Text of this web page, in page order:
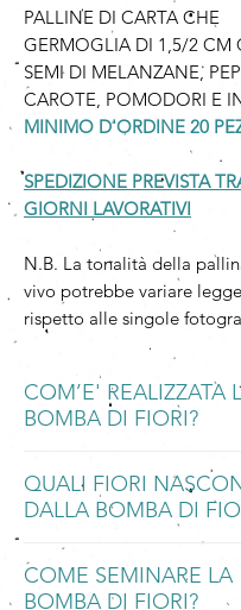
PALLINE DI CARTA CHE
GERMOGLIA DI 1,5/2 CM
SEMI DI MELANZANE,
CAROTE, POMODORI E
MINIMO D'ORDINE 20
SPEDIZIONE PREVISTA
GIORNI LAVORATIVI
N.B. La tonalità della
vivo potrebbe variare
rispetto alle singole
COM’E' REALIZZATA
BOMBA DI FIORI?
con la Carta che Germoglia.
La Carta che Germoglia è
biodegradabile, fatta a mano
carta riciclata integrata ad una
QUALI FIORI
DALLA BOMBA DI
Bomba piantabile di Carta che
Germoglia contenente
PEPERONI, CAROTE,
COME SEMINARE LA
BOMBA DI FIORI?